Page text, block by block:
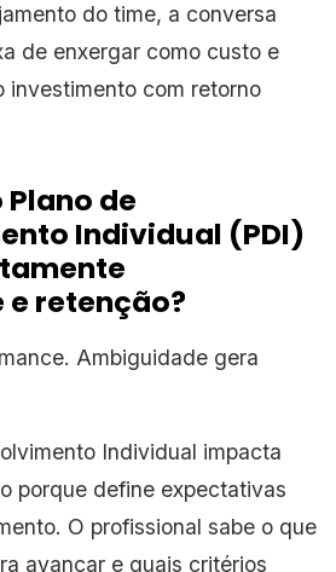
do time, a conversa
de enxergar como custo e
investimento com retorno
Plano de
Individual (PDI)
retenção?
Ambiguidade gera
Individual impacta
porque define expectativas
O profissional sabe o que
avançar e quais critérios